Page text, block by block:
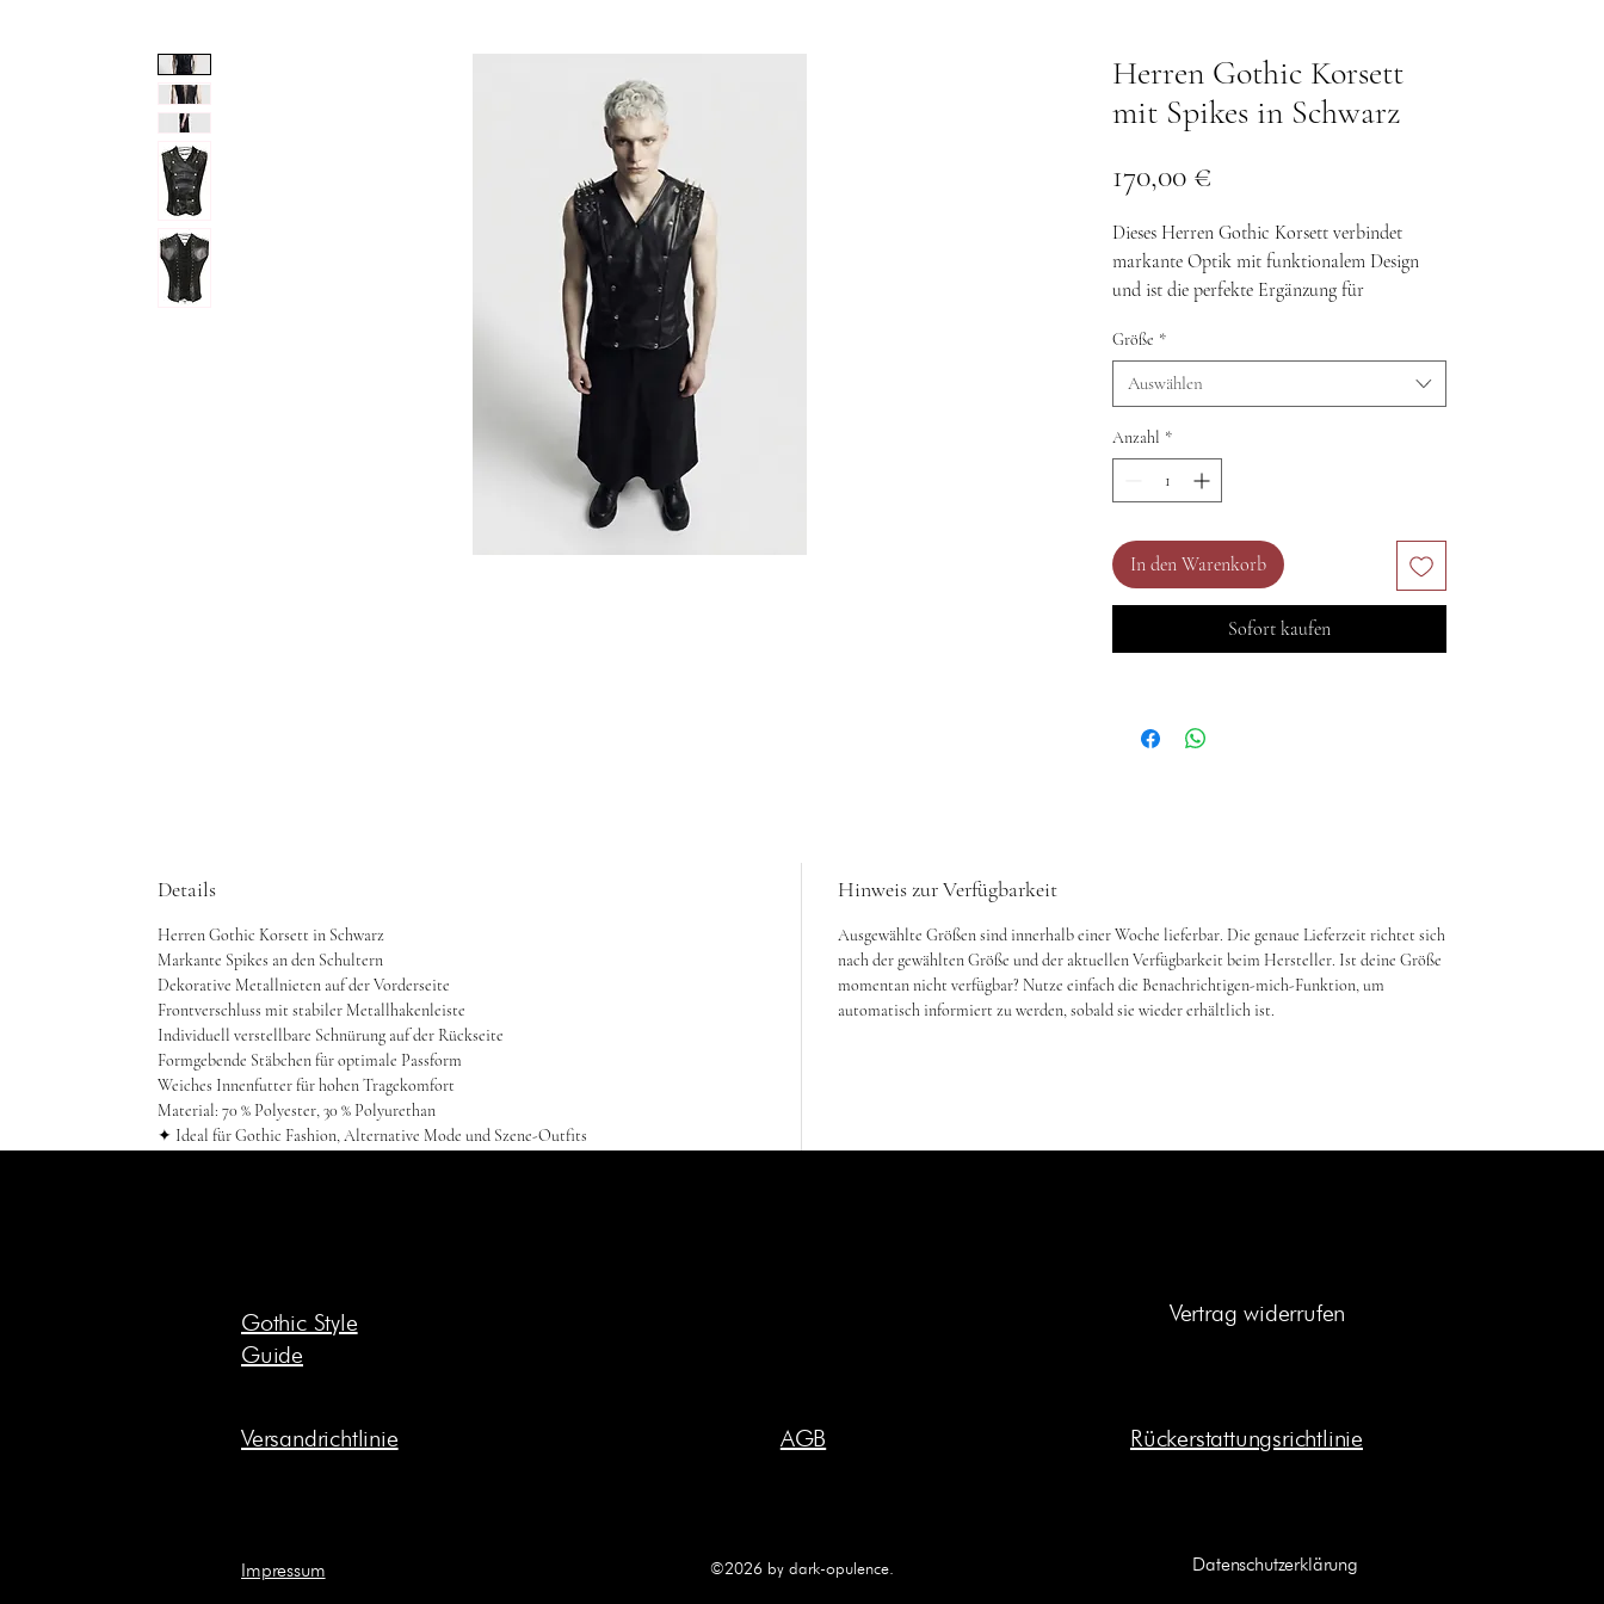
Herren Gothic Korsett
mit Spikes in Schwarz
170,00 €
Dieses Herren Gothic Korsett verbindet
markante Optik mit funktionalem Design
und ist die perfekte Ergänzung für
Alternative-Outfits. Die tiefschwarze
Oberfläche in Lederoptik wird durch
auffällige Spikes an den Schultern und
dekorative Metallnieten ergänzt, wodurch ein
kraftvoller Look mit unverwechselbarem
Charakter entsteht.
Metallhakenleiste geschlossen. Dadurch lässt
sich das Korsett schnell und unkompliziert
anlegen, während die rückseitige Schnürung
eine individuelle Anpassung an die
Im Inneren sorgen eingearbeitete Stäbchen
Ob für Gothic Events, Festivals, Konzerte,
Clubnächte oder als außergewöhnliches
Statement-Piece im Alltag – dieses Herren
Größe *
Auswählen
Anzahl *
In den Warenkorb
Sofort kaufen
Details
Herren Gothic Korsett in Schwarz
Markante Spikes an den Schultern
Dekorative Metallnieten auf der Vorderseite
Frontverschluss mit stabiler Metallhakenleiste
Individuell verstellbare Schnürung auf der Rückseite
Formgebende Stäbchen für optimale Passform
Weiches Innenfutter für hohen Tragekomfort
Material: 70 % Polyester, 30 % Polyurethan
✦ Ideal für Gothic Fashion, Alternative Mode und Szene-Outfits
Hinweis zur Verfügbarkeit
Ausgewählte Größen sind innerhalb einer Woche lieferbar. Die genaue Lieferzeit richtet sich
nach der gewählten Größe und der aktuellen Verfügbarkeit beim Hersteller. Ist deine Größe
momentan nicht verfügbar? Nutze einfach die Benachrichtigen-mich-Funktion, um
automatisch informiert zu werden, sobald sie wieder erhältlich ist.
Gothic Style
Guide
Versandrichtlinie
Impressum
AGB
©2026 by dark-opulence.
Vertrag widerrufen
Rückerstattungsrichtlinie
Datenschutzerklärung